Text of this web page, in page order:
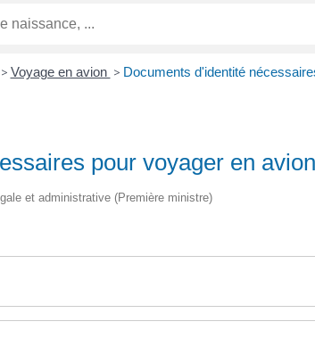
> Voyage en avion > Documents d'identité
pour voyager en avion
et administrative (Première ministre)